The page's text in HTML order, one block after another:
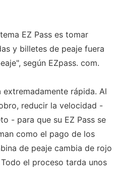
EZ Pass es tomar
y billetes de peaje fuera
según EZpass. com.
rápida. Al
reducir la velocidad -
- para que su EZ Pass se
como el pago de los
de peaje cambia de rojo
el proceso tarda unos